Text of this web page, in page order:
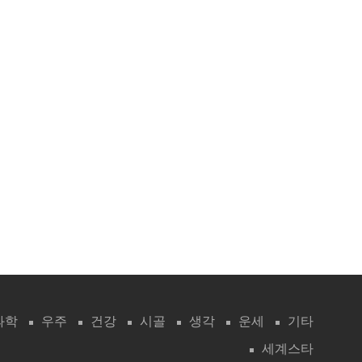
학 우주 건강 시골 생각 운세
기타
세계스타